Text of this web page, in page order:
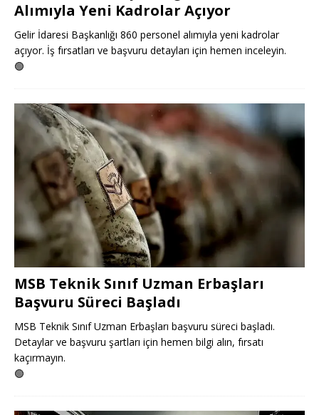
Alımıyla Yeni Kadrolar Açıyor
Gelir İdaresi Başkanlığı 860 personel alımıyla yeni kadrolar
açıyor. İş fırsatları ve başvuru detayları için hemen inceleyin.
🟢
MSB Teknik Sınıf Uzman Erbaşları
Başvuru Süreci Başladı
MSB Teknik Sınıf Uzman Erbaşları başvuru süreci başladı.
Detaylar ve başvuru şartları için hemen bilgi alın, fırsatı
kaçırmayın.
🟢